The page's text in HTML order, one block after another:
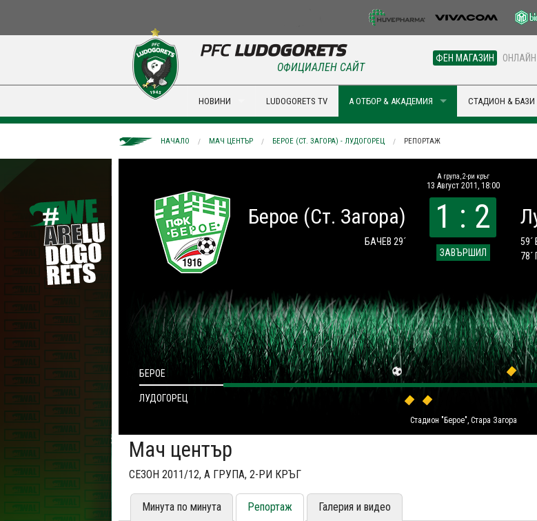
ФЕН МАГАЗИН ОНЛАЙН
ОФИЦИАЛЕН САЙТ
НОВИНИ LUDOGORETS TV А ОТБОР & АКАДЕМИЯ СТАДИОН & БАЗИ
НАЧАЛО МАЧ ЦЕНТЪР БЕРОЕ (СТ. ЗАГОРА) - ЛУДОГОРЕЦ РЕПОРТАЖ
A група, 2-ри кръг
13 Август 2011, 18:00
Берое (Ст. Загора)
БАЧЕВ 29´
1 : 2
ЗАВЪРШИЛ
Стадион "Берое", Стара Загора
БЕРОЕ
ЛУДОГОРЕЦ
Мач център
СЕЗОН 2011/12, A ГРУПА, 2-РИ КРЪГ
Минута по минута Репортаж Галерия и видео